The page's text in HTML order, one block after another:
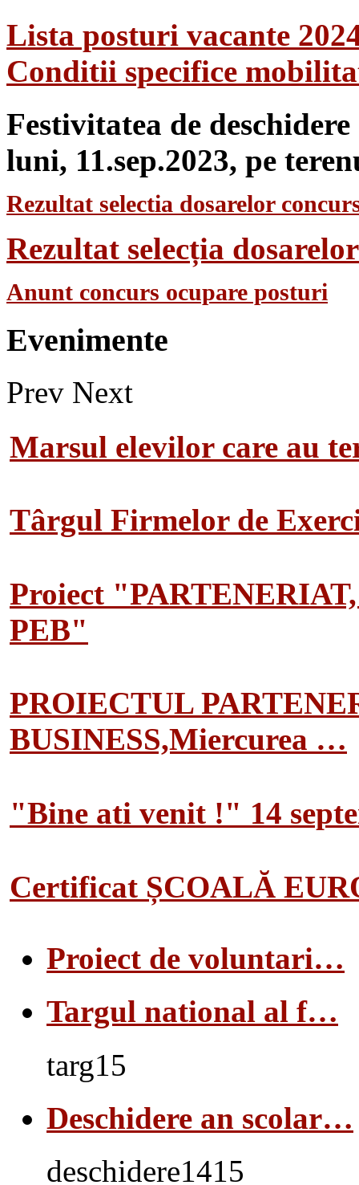
Lista posturi vacante
Conditii specifice
Festivitatea de
luni, 11.sep.2023, pe
Rezultat selectia dosarelor
Rezultat selecția
Anunt concurs ocupare posturi
Evenimente
Prev Next
Marsul elevilor care au
Târgul Firmelor de
Proiect
PEB"
PROIECTUL
BUSINESS,Miercurea …
"Bine ati venit !" 14
Certificat ȘCOALĂ
Proiect de voluntari…
Targul national al f…
targ15
Deschidere an scolar…
deschidere1415